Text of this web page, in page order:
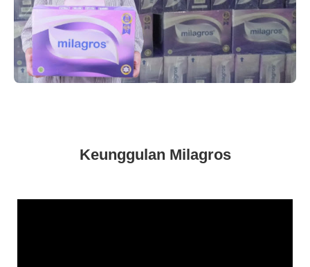
Keunggulan Milagros